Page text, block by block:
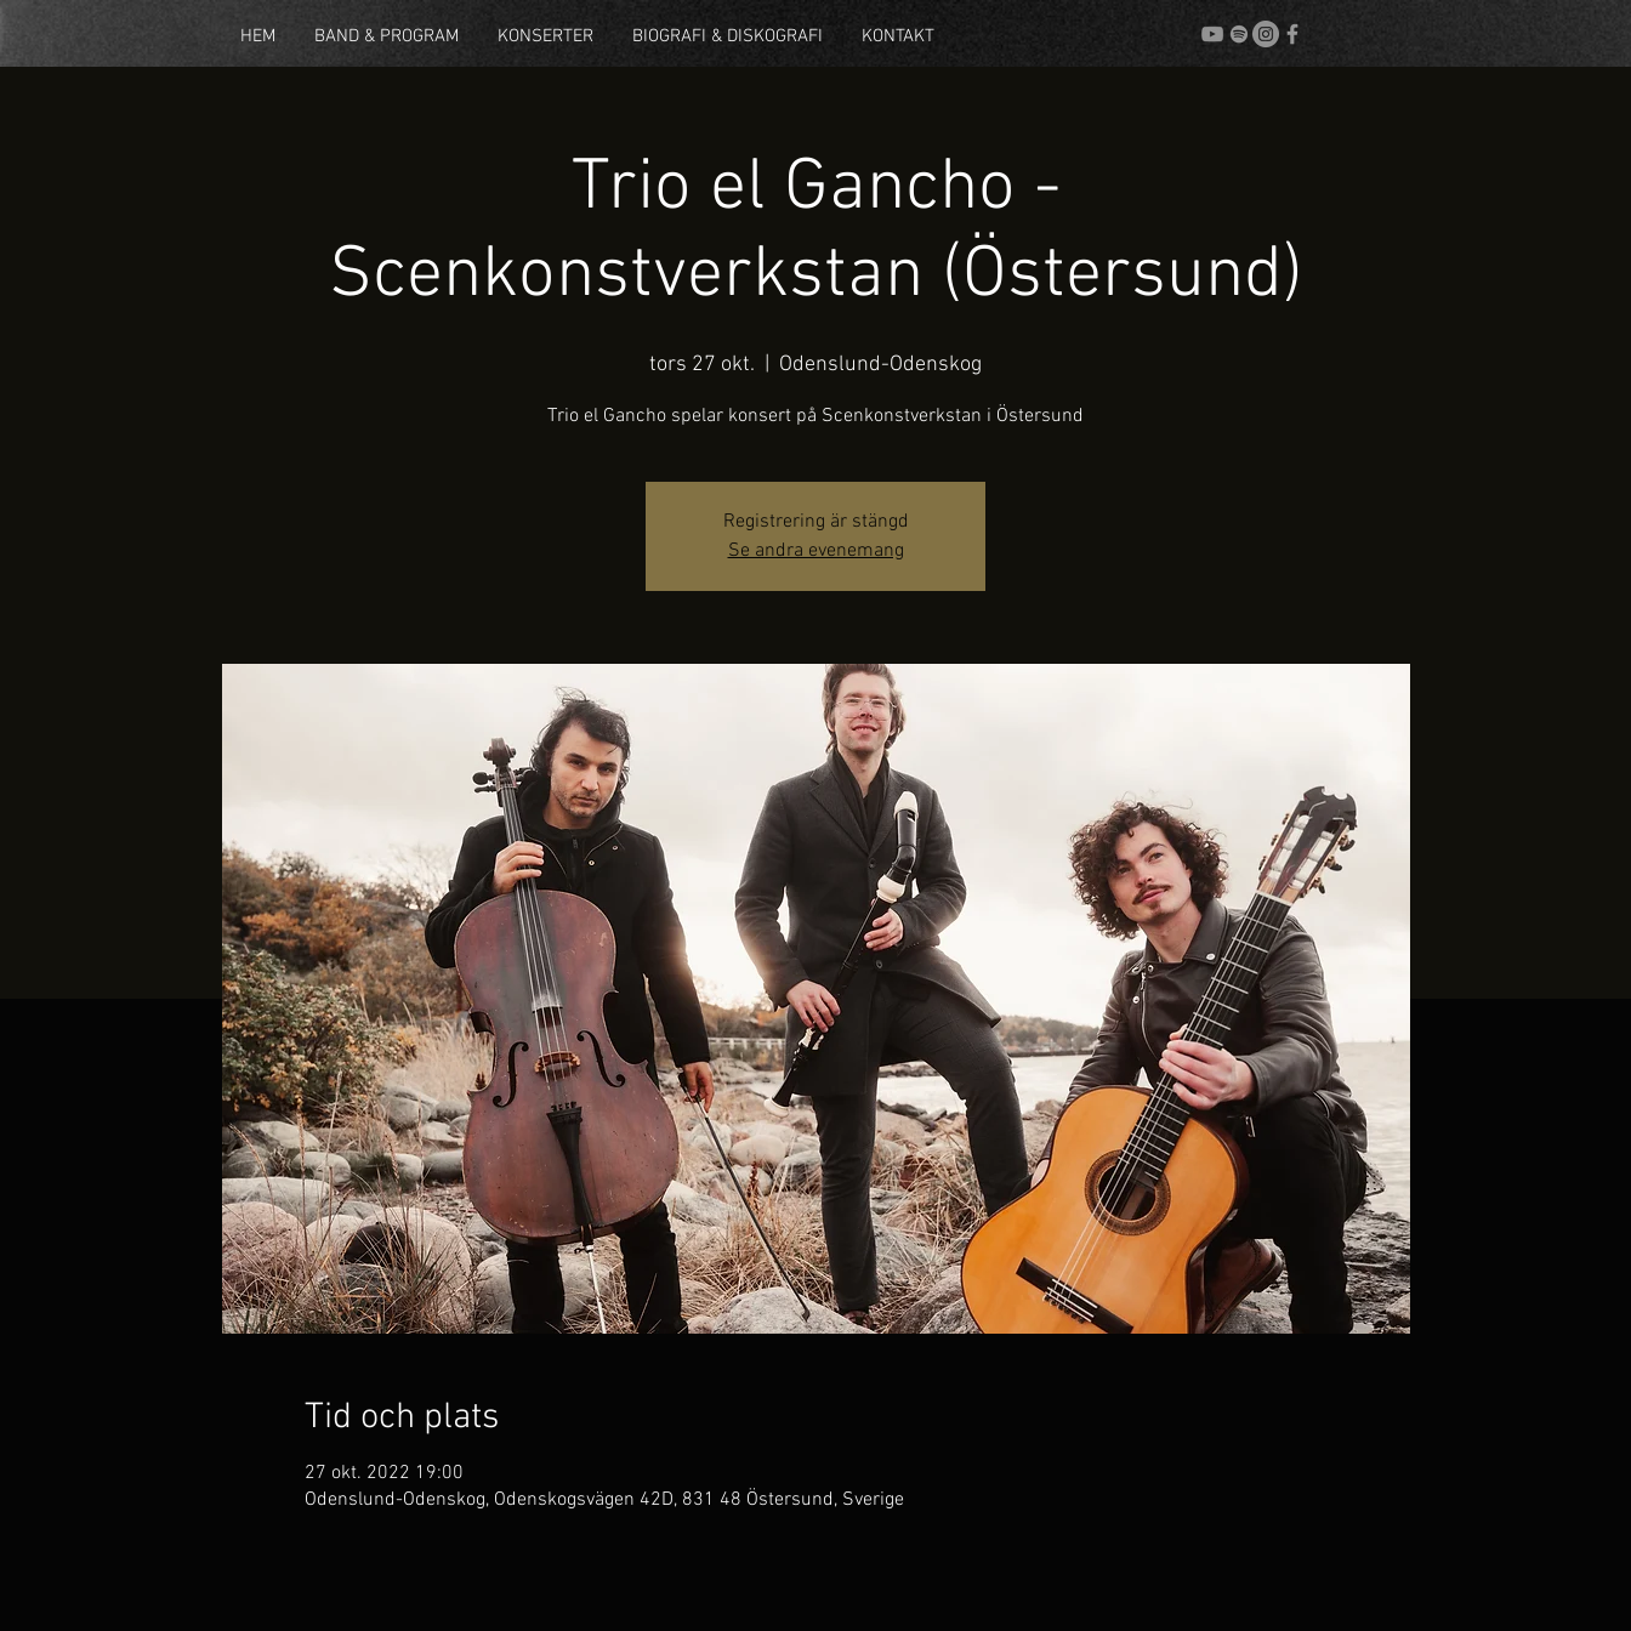
HEM BAND & PROGRAM KONSERTER BIOGRAFI & DISKOGRAFI KONTAKT
Trio el Gancho -
Scenkonstverkstan (Östersund)
tors 27 okt. Odenslund-Odenskog
Trio el Gancho spelar konsert på Scenkonstverkstan i Östersund
Registrering är stängd
Se andra evenemang
Tid och plats
27 okt. 2022 19:00
Odenslund-Odenskog, Odenskogsvägen 42D, 831 48 Östersund, Sverige